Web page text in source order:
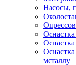
Насосы,
Оснастка
металлу